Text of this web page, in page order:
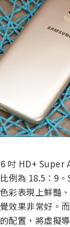
吋 HD+ Super
例為 18.5：9
彩表現上鮮豔
效果非常好。
配置，將虛擬